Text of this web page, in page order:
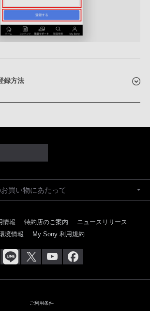
録方法
買い物にあたって
情報 特約店のご案内
ニュースリリース
境情報
My Sony 利用規約
ご利用条件